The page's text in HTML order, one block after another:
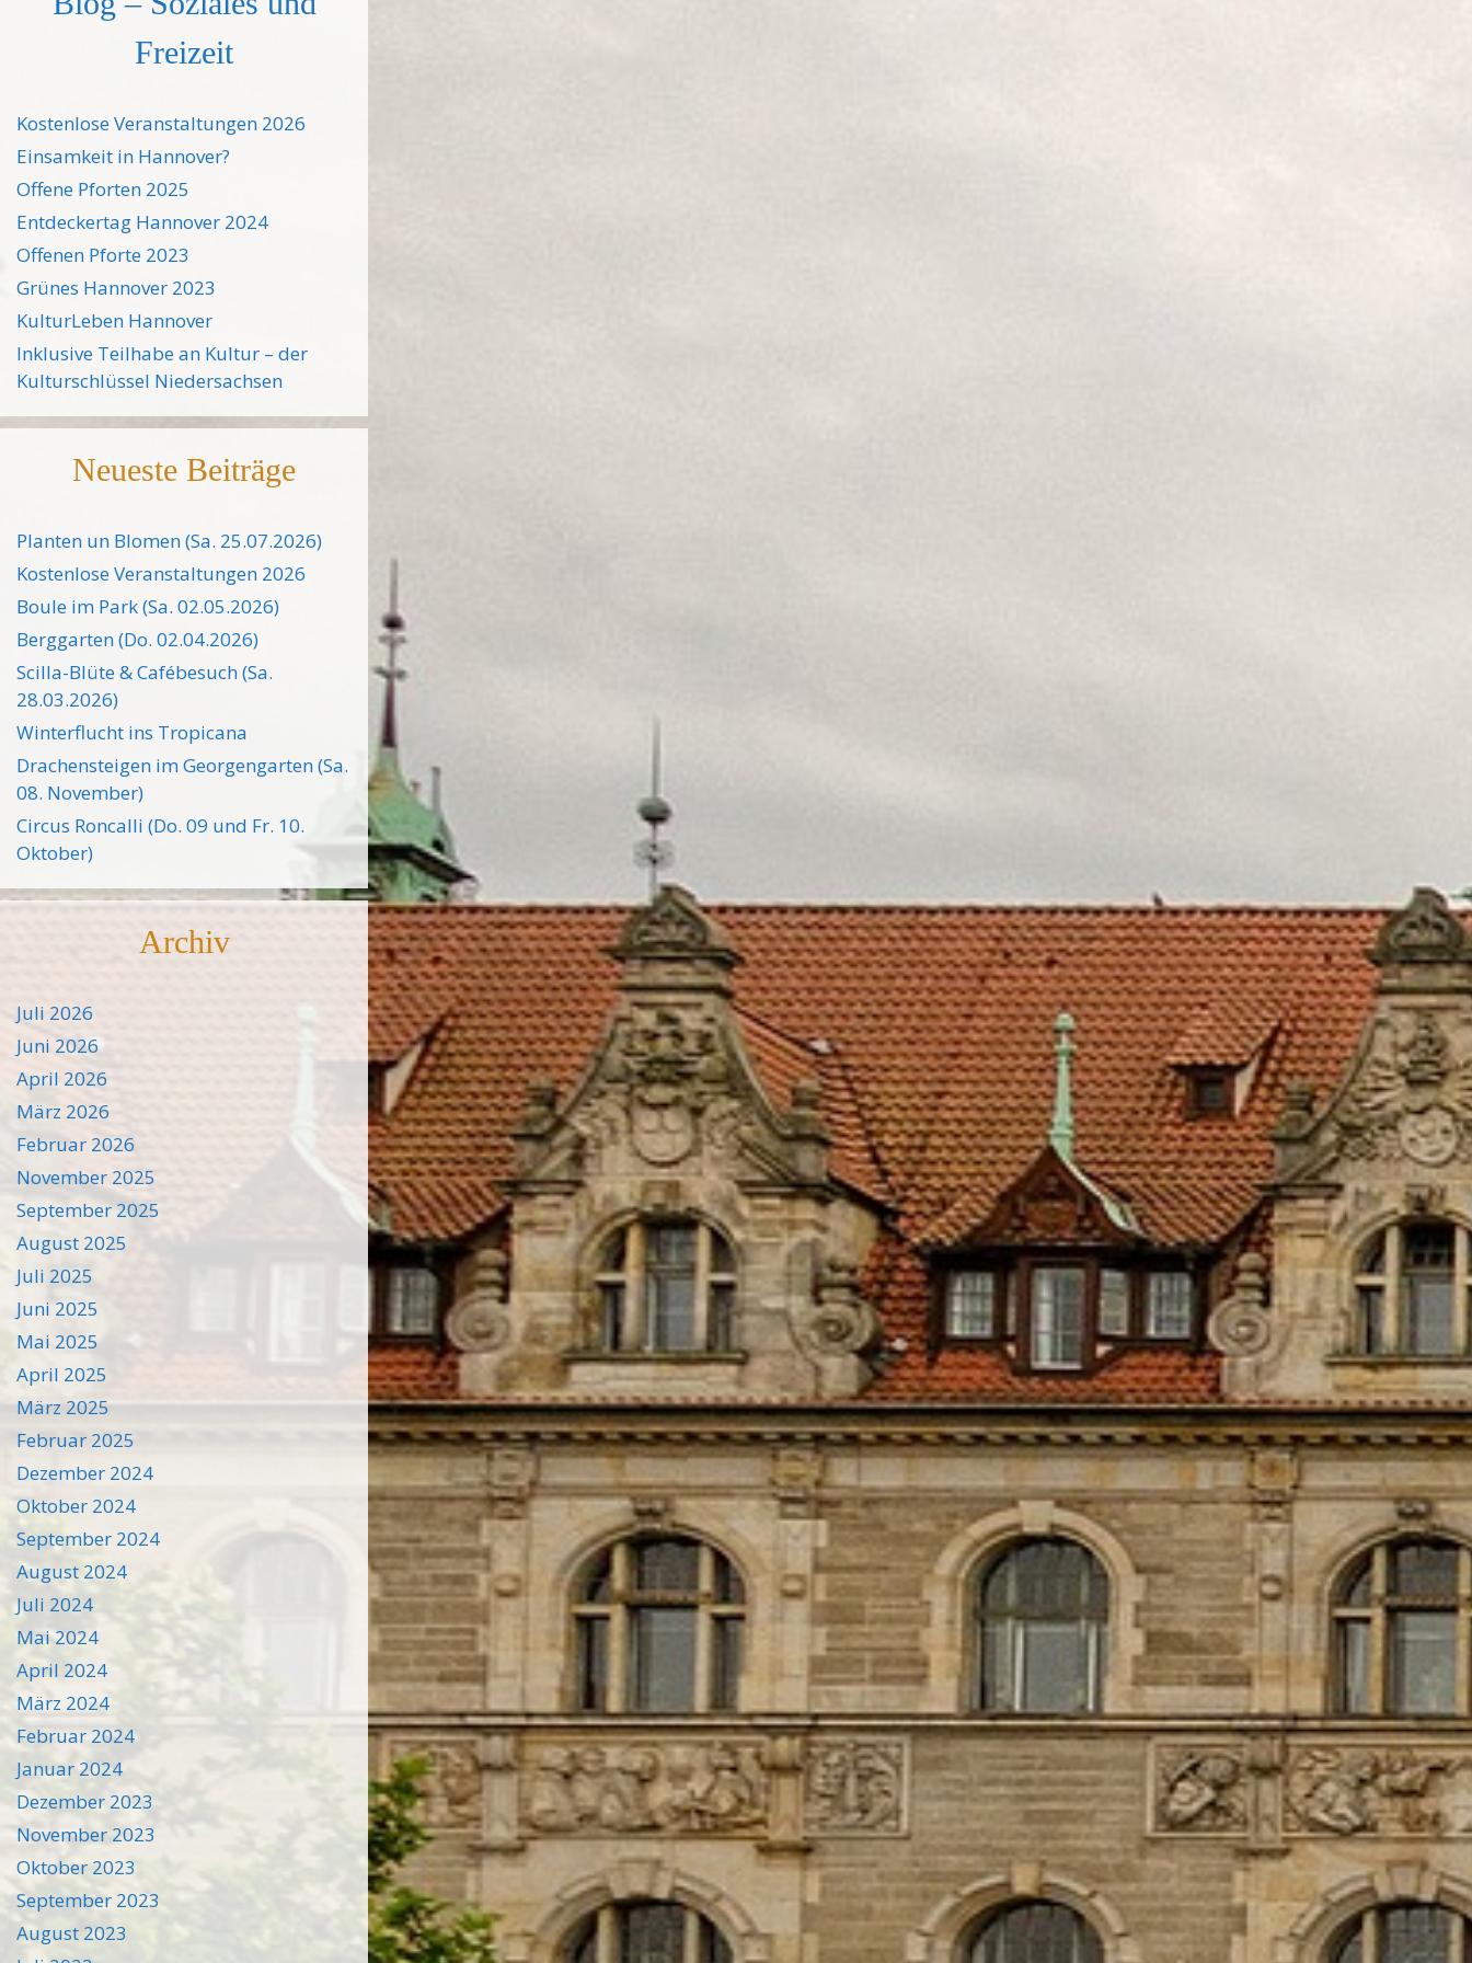
Freizeit
Kostenlose Veranstaltungen 2026
Einsamkeit in Hannover?
Offene Pforten 2025
Entdeckertag Hannover 2024
Offenen Pforte 2023
Grünes Hannover 2023
KulturLeben Hannover
Inklusive Teilhabe an Kultur – der
Kulturschlüssel Niedersachsen
Neueste Beiträge
Planten un Blomen (Sa. 25.07.2026)
Kostenlose Veranstaltungen 2026
Boule im Park (Sa. 02.05.2026)
Berggarten (Do. 02.04.2026)
Scilla-Blüte & Cafébesuch (Sa.
28.03.2026)
Winterflucht ins Tropicana
Drachensteigen im Georgengarten (Sa.
08. November)
Circus Roncalli (Do. 09 und Fr. 10.
Oktober)
Archiv
Juli 2026
Juni 2026
April 2026
März 2026
Februar 2026
November 2025
September 2025
August 2025
Juli 2025
Juni 2025
Mai 2025
April 2025
März 2025
Februar 2025
Dezember 2024
Oktober 2024
September 2024
August 2024
Juli 2024
Mai 2024
April 2024
März 2024
Februar 2024
Januar 2024
Dezember 2023
November 2023
Oktober 2023
September 2023
August 2023